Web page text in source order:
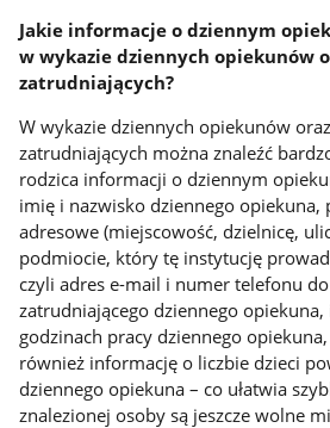
Jakie informacje o dziennym
w wykazie dziennych opiekunów
zatrudniających?
W wykazie dziennych opiekunów
zatrudniających można znaleźć
rodzica informacji o dziennym
imię i nazwisko dziennego opiekuna,
adresowe (miejscowość, dzielnicę,
podmiocie, który tę instytucję
czyli adres e-mail i numer telefonu
zatrudniającego dziennego
godzinach pracy dziennego
również informację o liczbie dzieci
dziennego opiekuna – co ułatwia
znalezionej osoby są jeszcze wolne